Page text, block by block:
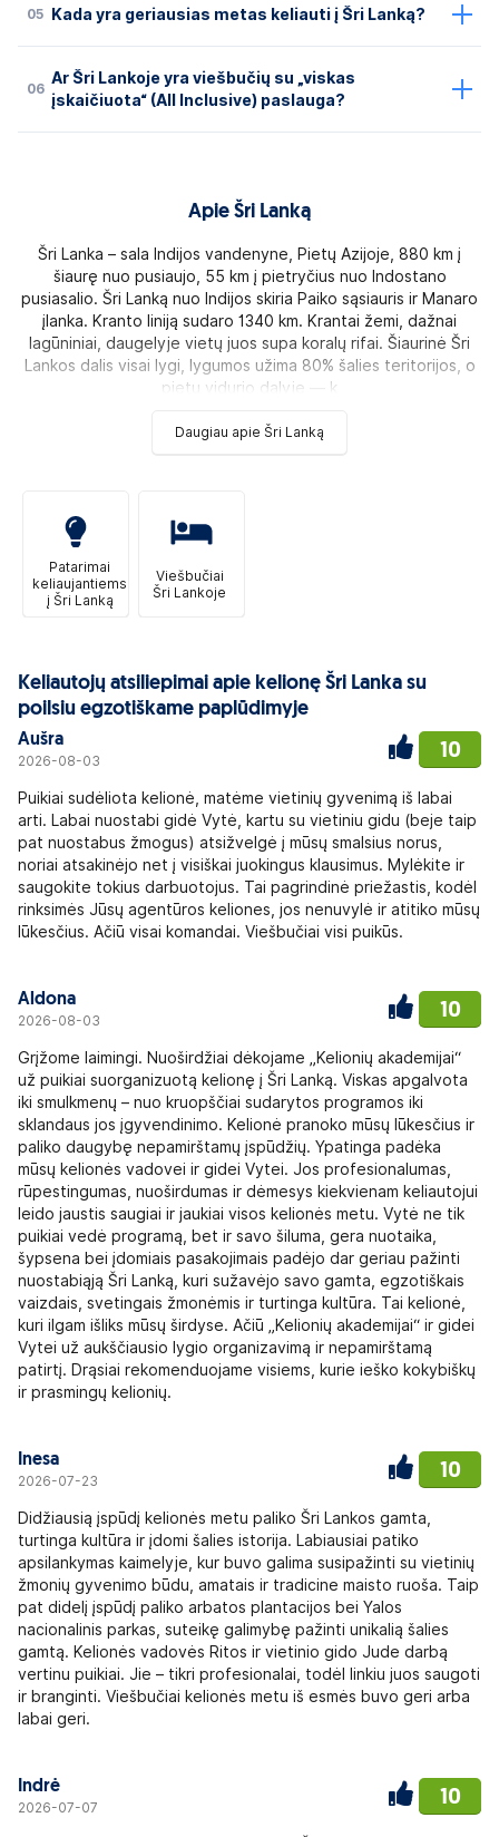
05 Kada yra geriausias metas keliauti į Šri Lanką?
06
Ar Šri Lankoje yra viešbučių su „viskas
įskaičiuota“ (All Inclusive) paslauga?
Apie Šri Lanką
Šri Lanka – sala Indijos vandenyne, Pietų Azijoje, 880 km į
šiaurę nuo pusiaujo, 55 km į pietryčius nuo Indostano
pusiasalio. Šri Lanką nuo Indijos skiria Paiko sąsiauris ir Manaro
įlanka. Kranto liniją sudaro 1340 km. Krantai žemi, dažnai
lagūniniai, daugelyje vietų juos supa koralų rifai. Šiaurinė Šri
Lankos dalis visai lygi, lygumos užima 80% šalies teritorijos, o
pietų vidurio dalyje — k
Daugiau apie Šri Lanką
Patarimai
keliaujantiems
į Šri Lanką
Viešbučiai
Šri Lankoje
Keliautojų atsiliepimai apie kelionę Šri Lanka su
poilsiu egzotiškame paplūdimyje
Aušra
2026-08-03 10
Puikiai sudėliota kelionė, matėme vietinių gyvenimą iš labai
arti. Labai nuostabi gidė Vytė, kartu su vietiniu gidu (beje taip
pat nuostabus žmogus) atsižvelgė į mūsų smalsius norus,
noriai atsakinėjo net į visiškai juokingus klausimus. Mylėkite ir
saugokite tokius darbuotojus. Tai pagrindinė priežastis, kodėl
rinksimės Jūsų agentūros keliones, jos nenuvylė ir atitiko mūsų
lūkesčius. Ačiū visai komandai. Viešbučiai visi puikūs.
Aldona
2026-08-03 10
Grįžome laimingi. Nuoširdžiai dėkojame „Kelionių akademijai“
už puikiai suorganizuotą kelionę į Šri Lanką. Viskas apgalvota
iki smulkmenų – nuo kruopščiai sudarytos programos iki
sklandaus jos įgyvendinimo. Kelionė pranoko mūsų lūkesčius ir
paliko daugybę nepamirštamų įspūdžių. Ypatinga padėka
mūsų kelionės vadovei ir gidei Vytei. Jos profesionalumas,
rūpestingumas, nuoširdumas ir dėmesys kiekvienam keliautojui
leido jaustis saugiai ir jaukiai visos kelionės metu. Vytė ne tik
puikiai vedė programą, bet ir savo šiluma, gera nuotaika,
šypsena bei įdomiais pasakojimais padėjo dar geriau pažinti
nuostabiąją Šri Lanką, kuri sužavėjo savo gamta, egzotiškais
vaizdais, svetingais žmonėmis ir turtinga kultūra. Tai kelionė,
kuri ilgam išliks mūsų širdyse. Ačiū „Kelionių akademijai“ ir gidei
Vytei už aukščiausio lygio organizavimą ir nepamirštamą
patirtį. Drąsiai rekomenduojame visiems, kurie ieško kokybiškų
ir prasmingų kelionių.
Inesa
2026-07-23 10
Didžiausią įspūdį kelionės metu paliko Šri Lankos gamta,
turtinga kultūra ir įdomi šalies istorija. Labiausiai patiko
apsilankymas kaimelyje, kur buvo galima susipažinti su vietinių
žmonių gyvenimo būdu, amatais ir tradicine maisto ruoša. Taip
pat didelį įspūdį paliko arbatos plantacijos bei Yalos
nacionalinis parkas, suteikę galimybę pažinti unikalią šalies
gamtą. Kelionės vadovės Ritos ir vietinio gido Jude darbą
vertinu puikiai. Jie – tikri profesionalai, todėl linkiu juos saugoti
ir branginti. Viešbučiai kelionės metu iš esmės buvo geri arba
labai geri.
Indrė
2026-07-07 10